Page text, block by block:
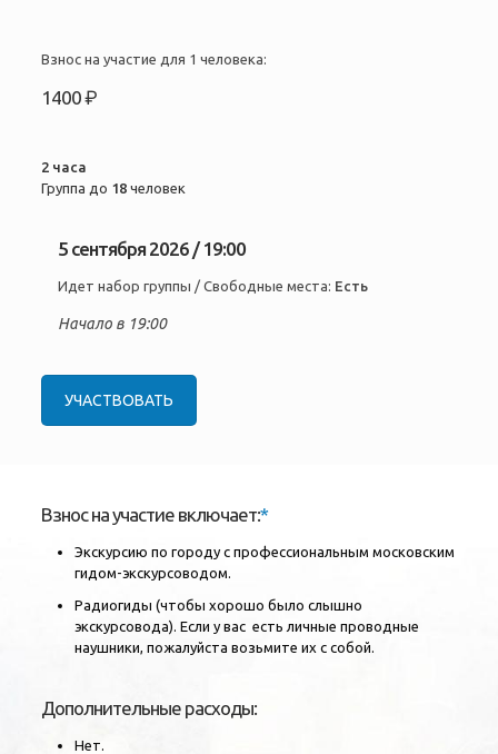
Взнос на участие для 1 человека:
1400 ₽
2 часа
Группа до 18человек
5 сентября 2026 / 19:00
Идет набор группы / Свободные места: Есть
Начало в 19:00
УЧАСТВОВАТЬ
Взнос на участие включает:*
Экскурсию по городу с профессиональным московским
гидом-экскурсоводом.
Радиогиды (чтобы хорошо было слышно
экскурсовода). Если у вас есть личные проводные
наушники, пожалуйста возьмите их с собой.
Дополнительные расходы:
Нет.